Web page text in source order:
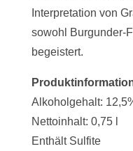
Interpretation von
sowohl Burgunder-
begeistert.
Alkoholgehalt:
Nettoinhalt: 0,75l
Enthält Sulfite